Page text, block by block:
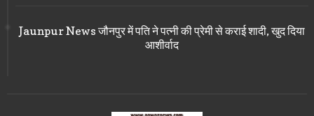
Jaunpur News जौनपुर में पति ने पत्नी की प्रेमी से कराई शादी, खुद दिया
आशीर्वाद